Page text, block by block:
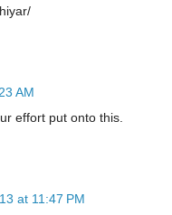
AM
effort put onto this.
at 11:47 PM